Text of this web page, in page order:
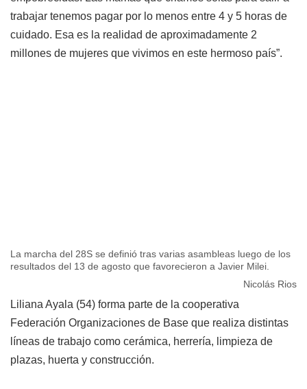
trabajar tenemos pagar por lo menos entre 4 y 5 horas de
cuidado. Esa es la realidad de aproximadamente 2
millones de mujeres que vivimos en este hermoso país”.
La marcha del 28S se definió tras varias asambleas luego de los
resultados del 13 de agosto que favorecieron a Javier Milei.
Nicolás Rios
Liliana Ayala (54) forma parte de la cooperativa
Federación Organizaciones de Base que realiza distintas
líneas de trabajo como cerámica, herrería, limpieza de
plazas, huerta y construcción.